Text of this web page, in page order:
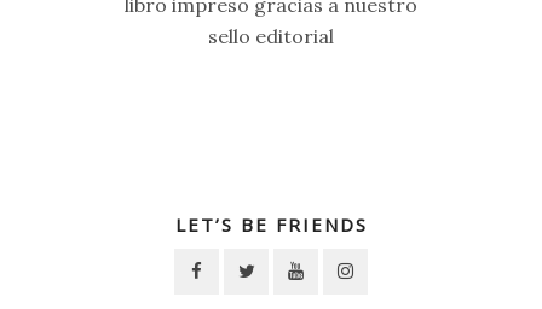
libro impreso gracias a nuestro
sello editorial
LET’S BE FRIENDS